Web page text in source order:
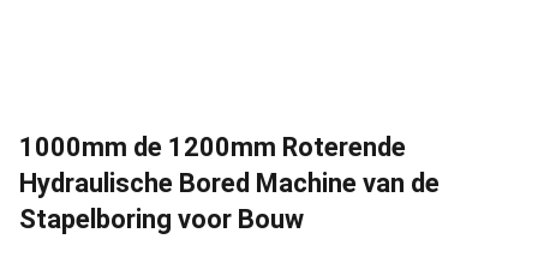
1000mm de 1200mm Roterende
Hydraulische Bored Machine van de
Stapelboring voor Bouw